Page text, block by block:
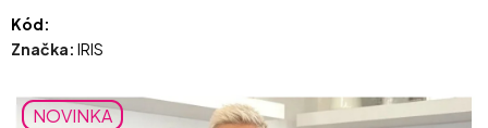
Kód:
Značka: IRIS
NOVINKA